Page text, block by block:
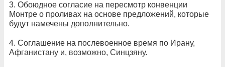
3. Обоюдное согласие на пересмотр конвенции
Монтре о проливах на основе предложений, которые
будут намечены дополнительно.
4. Соглашение на послевоенное время по Ирану,
Афганистану и, возможно, Синцзяну.